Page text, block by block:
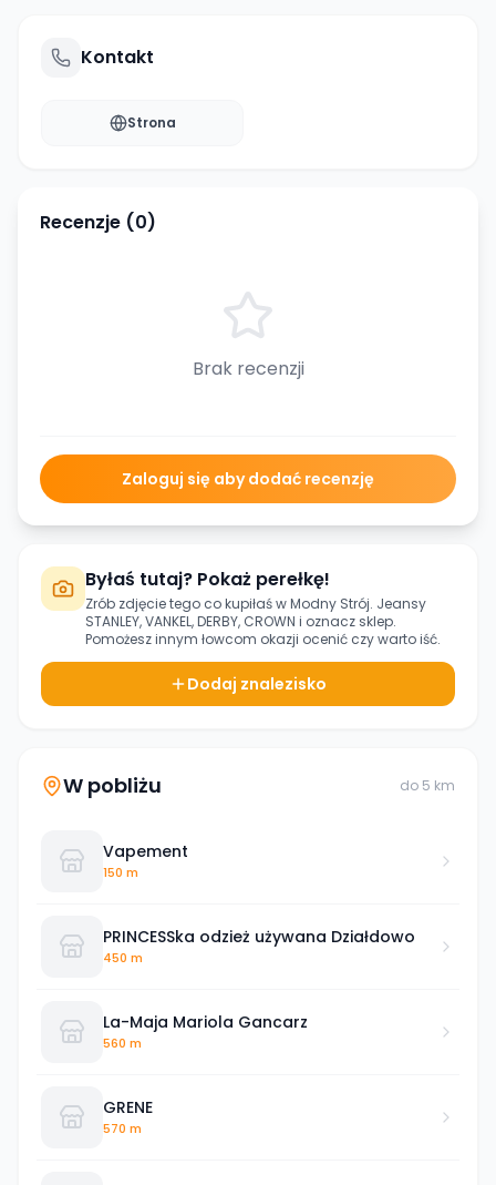
Kontakt
Strona
Recenzje (0)
Brak recenzji
Zaloguj się aby dodać recenzję
Byłaś tutaj? Pokaż perełkę!
Zrób zdjęcie tego co kupiłaś wModny Strój. Jeansy
STANLEY, VANKEL, DERBY, CROWN i oznacz sklep.
Pomożesz innym łowcom okazji ocenić czy warto iść.
Dodaj znalezisko
W pobliżu do 5 km
Vapement
150 m
PRINCESSka odzież używana Działdowo
450 m
La-Maja Mariola Gancarz
560 m
GRENE
570 m